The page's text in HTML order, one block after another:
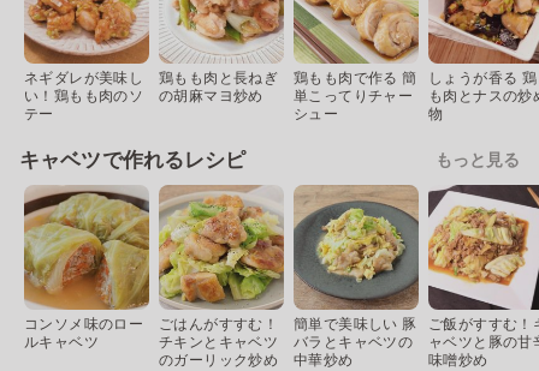
ネギダレが美味し
い！鶏もも肉のソ
テー
鶏もも肉と長ねぎ
の胡麻マヨ炒め
鶏もも肉で作る 簡
単こってりチャー
シュー
しょうが香る
も肉とナスの炒
物
キャベツで作れるレシピ もっと見る
コンソメ味のロー
ルキャベツ
ごはんがすすむ！
チキンとキャベツ
のガーリック炒め
簡単で美味しい 豚
バラとキャベツの
中華炒め
ご飯がすすむ！
ャベツと豚の甘
味噌炒め